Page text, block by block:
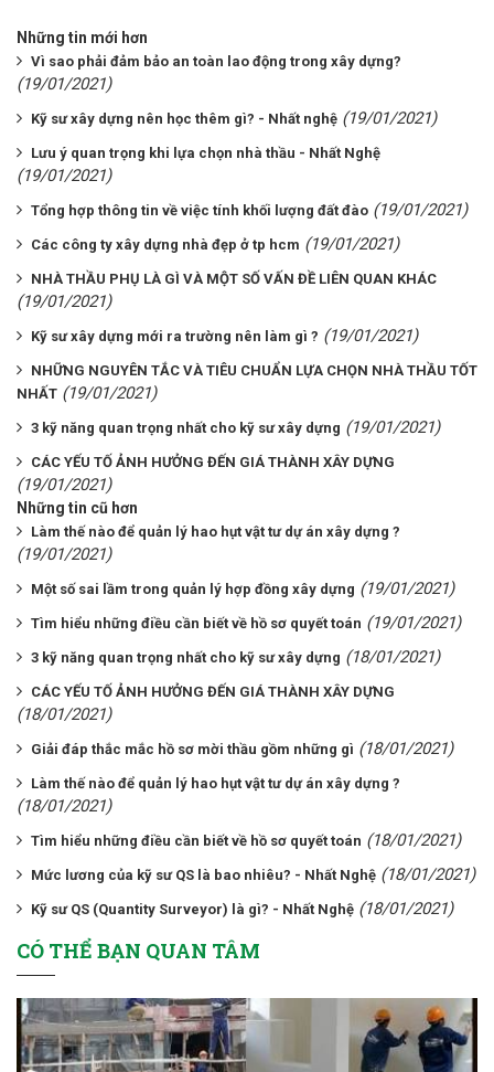
Những tin mới hơn
Vì sao phải đảm bảo an toàn lao động trong xây dựng?
(19/01/2021)
Kỹ sư xây dựng nên học thêm gì? - Nhất nghệ (19/01/2021)
Lưu ý quan trọng khi lựa chọn nhà thầu - Nhất Nghệ
(19/01/2021)
Tổng hợp thông tin về việc tính khối lượng đất đào (19/01/2021)
Các công ty xây dựng nhà đẹp ở tp hcm (19/01/2021)
NHÀ THẦU PHỤ LÀ GÌ VÀ MỘT SỐ VẤN ĐỀ LIÊN QUAN KHÁC
(19/01/2021)
Kỹ sư xây dựng mới ra trường nên làm gì ? (19/01/2021)
NHỮNG NGUYÊN TẮC VÀ TIÊU CHUẨN LỰA CHỌN NHÀ THẦU TỐT
NHẤT (19/01/2021)
3 kỹ năng quan trọng nhất cho kỹ sư xây dựng (19/01/2021)
CÁC YẾU TỐ ẢNH HƯỞNG ĐẾN GIÁ THÀNH XÂY DỰNG
(19/01/2021)
Những tin cũ hơn
Làm thế nào để quản lý hao hụt vật tư dự án xây dựng ?
(19/01/2021)
Một số sai lầm trong quản lý hợp đồng xây dựng (19/01/2021)
Tìm hiểu những điều cần biết về hồ sơ quyết toán (19/01/2021)
3 kỹ năng quan trọng nhất cho kỹ sư xây dựng (18/01/2021)
CÁC YẾU TỐ ẢNH HƯỞNG ĐẾN GIÁ THÀNH XÂY DỰNG
(18/01/2021)
Giải đáp thắc mắc hồ sơ mời thầu gồm những gì (18/01/2021)
Làm thế nào để quản lý hao hụt vật tư dự án xây dựng ?
(18/01/2021)
Tìm hiểu những điều cần biết về hồ sơ quyết toán (18/01/2021)
Mức lương của kỹ sư QS là bao nhiêu? - Nhất Nghệ (18/01/2021)
Kỹ sư QS (Quantity Surveyor) là gì? - Nhất Nghệ (18/01/2021)
CÓ THỂ BẠN QUAN TÂM